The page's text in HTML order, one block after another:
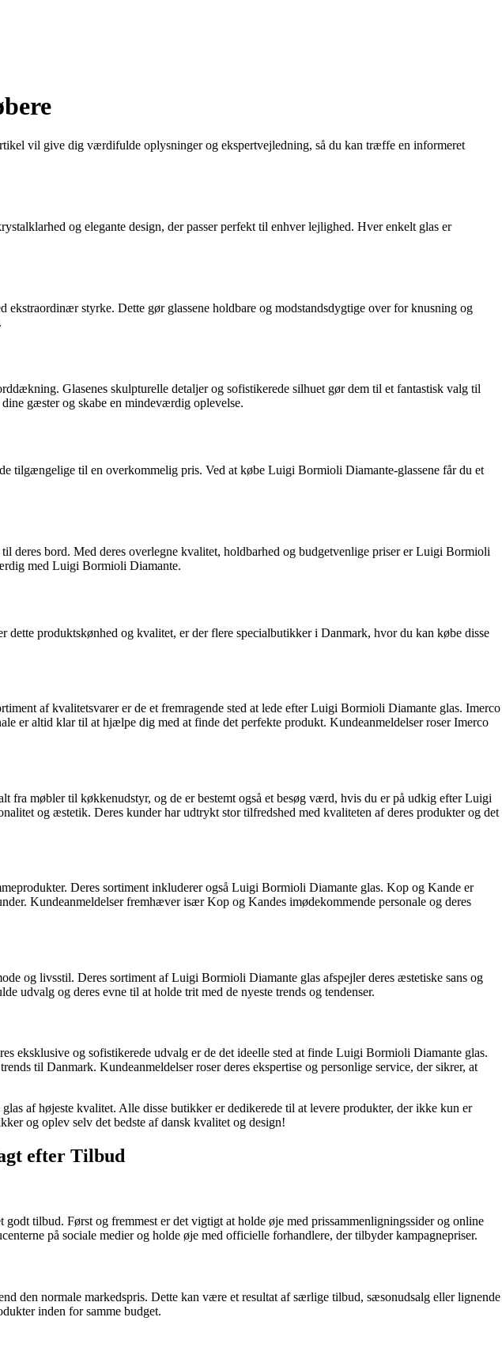
vil give dig værdifulde oplysninger og ekspertvejledning, så du kan træffe en informeret
og elegante design, der passer perfekt til enhver lejlighed. Hver enkelt glas er
styrke. Dette gør glassene holdbare og modstandsdygtige over for knusning og
Glasenes skulpturelle detaljer og sofistikerede silhuet gør dem til et fantastisk valg til
gæster og skabe en mindeværdig oplevelse.
tilgængelige til en overkommelig pris. Ved at købe Luigi Bormioli Diamante-glassene får du et
deres bord. Med deres overlegne kvalitet, holdbarhed og budgetvenlige priser er Luigi Bormioli
med Luigi Bormioli Diamante.
produktskønhed og kvalitet, er der flere specialbutikker i Danmark, hvor du kan købe disse
af kvalitetsvarer er de et fremragende sted at lede efter Luigi Bormioli Diamante glas. Imerco
er altid klar til at hjælpe dig med at finde det perfekte produkt. Kundeanmeldelser roser Imerco
fra møbler til køkkenudstyr, og de er bestemt også et besøg værd, hvis du er på udkig efter Luigi
og æstetik. Deres kunder har udtrykt stor tilfredshed med kvaliteten af ​​deres produkter og det
Deres sortiment inkluderer også Luigi Bormioli Diamante glas. Kop og Kande er
Kundeanmeldelser fremhæver især Kop og Kandes imødekommende personale og deres
og livsstil. Deres sortiment af Luigi Bormioli Diamante glas afspejler deres æstetiske sans og
udvalg og deres evne til at holde trit med de nyeste trends og tendenser.
eksklusive og sofistikerede udvalg er de det ideelle sted at finde Luigi Bormioli Diamante glas.
til Danmark. Kundeanmeldelser roser deres ekspertise og personlige service, der sikrer, at
af højeste kvalitet. Alle disse butikker er dedikerede til at levere produkter, der ikke kun er
og oplev selv det bedste af dansk kvalitet og design!
efter Tilbud
tilbud. Først og fremmest er det vigtigt at holde øje med prissammenligningssider og online
på sociale medier og holde øje med officielle forhandlere, der tilbyder kampagnepriser.
den normale markedspris. Dette kan være et resultat af særlige tilbud, sæsonudsalg eller lignende
inden for samme budget.